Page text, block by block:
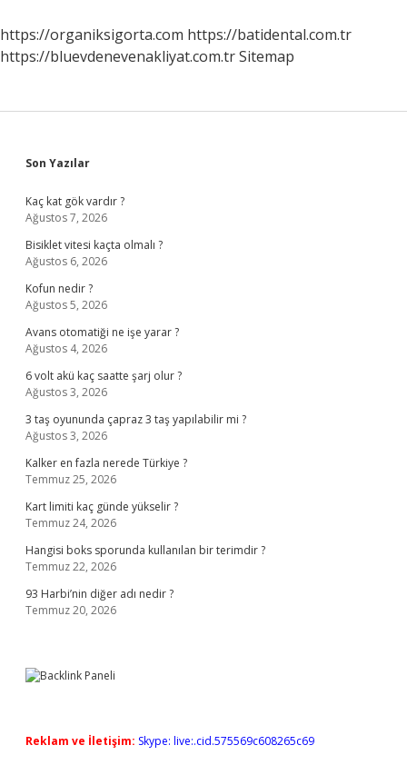
https://organiksigorta.com https://batidental.com.tr
https://bluevdenevenakliyat.com.trSitemap
Sidebar
Son Yazılar
Kaç kat gök vardır ?
Ağustos 7, 2026
Bisiklet vitesi kaçta olmalı ?
Ağustos 6, 2026
Kofun nedir ?
Ağustos 5, 2026
Avans otomatiği ne işe yarar ?
Ağustos 4, 2026
6 volt akü kaç saatte şarj olur ?
Ağustos 3, 2026
3 taş oyununda çapraz 3 taş yapılabilir mi ?
Ağustos 3, 2026
Kalker en fazla nerede Türkiye ?
Temmuz 25, 2026
Kart limiti kaç günde yükselir ?
Temmuz 24, 2026
Hangisi boks sporunda kullanılan bir terimdir ?
Temmuz 22, 2026
93 Harbi’nin diğer adı nedir ?
Temmuz 20, 2026
Reklam ve İletişim: Skype: live:.cid.575569c608265c69